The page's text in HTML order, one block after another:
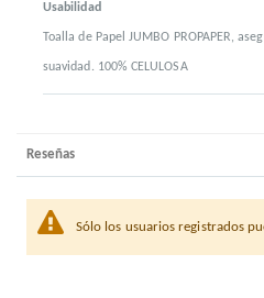
Usabilidad
Toalla de Papel JUMBO PROPAPER,
suavidad. 100% CELULOSA
Reseñas
Sólo los usuarios registrados